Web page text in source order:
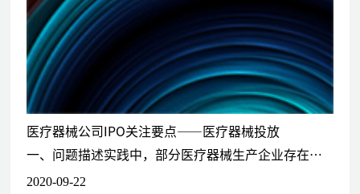
境外收购项目、蓝色光标发行股份及支付现金收购蓝瀚（上海）科技
有限公司项目、郑煤机重大资产重组项目（收购贝恩资本旗下汽车板
块）、保利集团间接收购贵州九联项目、博鹏士资产出售项目、阳光
保险境内收购项目等提供法律服务；为民族证券、德邦证券、无锡证
券、中山证券、锦州证券、珠海证券重组项目提供法律服务
基金业务领域
基金、深创投、深圳达晨等基金的股权投资、地产投融资、债权融资
项目提供法律服务；担任华夏基金“上证50ETF基金"、“亚洲债券
医疗器械公司IPO关注要点——医疗器械投放
一、问题描述实践中，部分医疗器械生产企业存在直接向医院免费投放设备的情况，包括医疗器械生产企业直接向终端客户（如医院）投放设备、医疗器械生产企业向经销商投放设备两大类。例如医疗器械生产企业（甲方）与某
2020-09-22